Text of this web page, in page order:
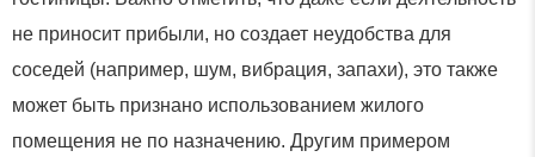
не приносит прибыли, но создает неудобства для
соседей (например, шум, вибрация, запахи), это также
может быть признано использованием жилого
помещения не по назначению. Другим примером